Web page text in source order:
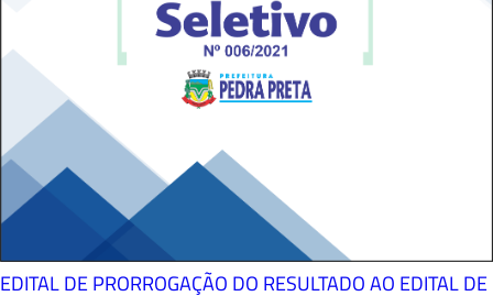
EDITAL DE PRORROGAÇÃO DO RESULTADO AO EDITAL DE